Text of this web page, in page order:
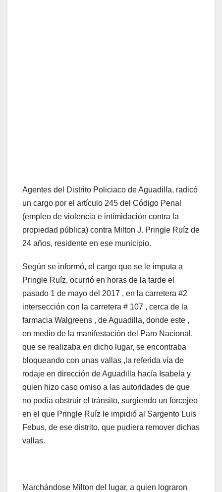
Agentes del Distrito Policiaco de Aguadilla, radicó
un cargo por el artículo 245 del Código Penal
(empleo de violencia e intimidación contra la
propiedad pública) contra Milton J. Pringle Ruíz de
24 años, residente en ese municipio.
Según se informó, el cargo que se le imputa a
Pringle Ruíz, ocurrió en horas de la tarde el
pasado 1 de mayo del 2017 , en la carretera #2
intersección con la carretera # 107 , cerca de la
farmacia Walgreens , de Aguadilla, donde este ,
en medio de la manifestación del Paro Nacional,
que se realizaba en dicho lugar, se encontraba
bloqueando con unas vallas ,la referida vía de
rodaje en dirección de Aguadilla hacía Isabela y
quien hizo caso omiso a las autoridades de que
no podía obstruir el tránsito, surgiendo un forcejeo
en el que Pringle Ruíz le impidió al Sargento Luis
Febus, de ese distrito, que pudiera remover dichas
vallas.
Marchándose Milton del lugar, a quien lograron